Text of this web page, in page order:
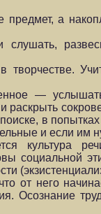
предмет, а
слушать,
— услышать
раскрыть
в
и если им
культура
социальной
от него
Осозна­ние